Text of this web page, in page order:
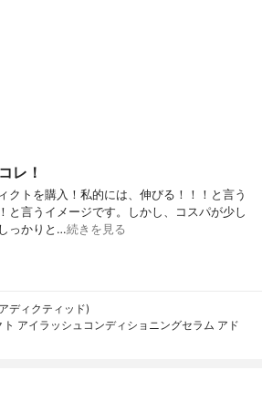
レ！
クトを購入！私的には、伸びる！！！と言う
と言うイメージです。しかし、コスパが少し
っかりと…続きを見る
ディクティッド)
アイラッシュコンディショニングセラム アド